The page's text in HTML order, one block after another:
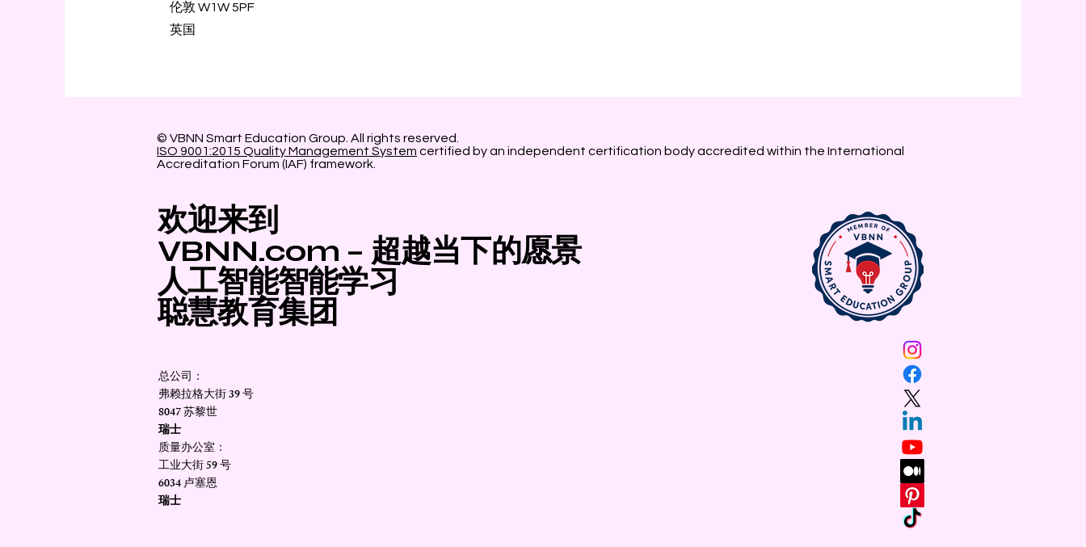
伦敦 W1W 5PF
英国
© VBNN Smart Education Group. All rights reserved.
ISO 9001:2015 Quality Management System certified by an independent certification body accredited within the International
Accreditation Forum (IAF) framework.
欢迎来到
VBNN.com – 超越当下的愿景
人工智能智能学习
聪慧教育集团
总公司：
弗赖拉格大街 39 号
8047 苏黎世
瑞士
质量办公室：
工业大街 59 号
6034 卢塞恩
瑞士